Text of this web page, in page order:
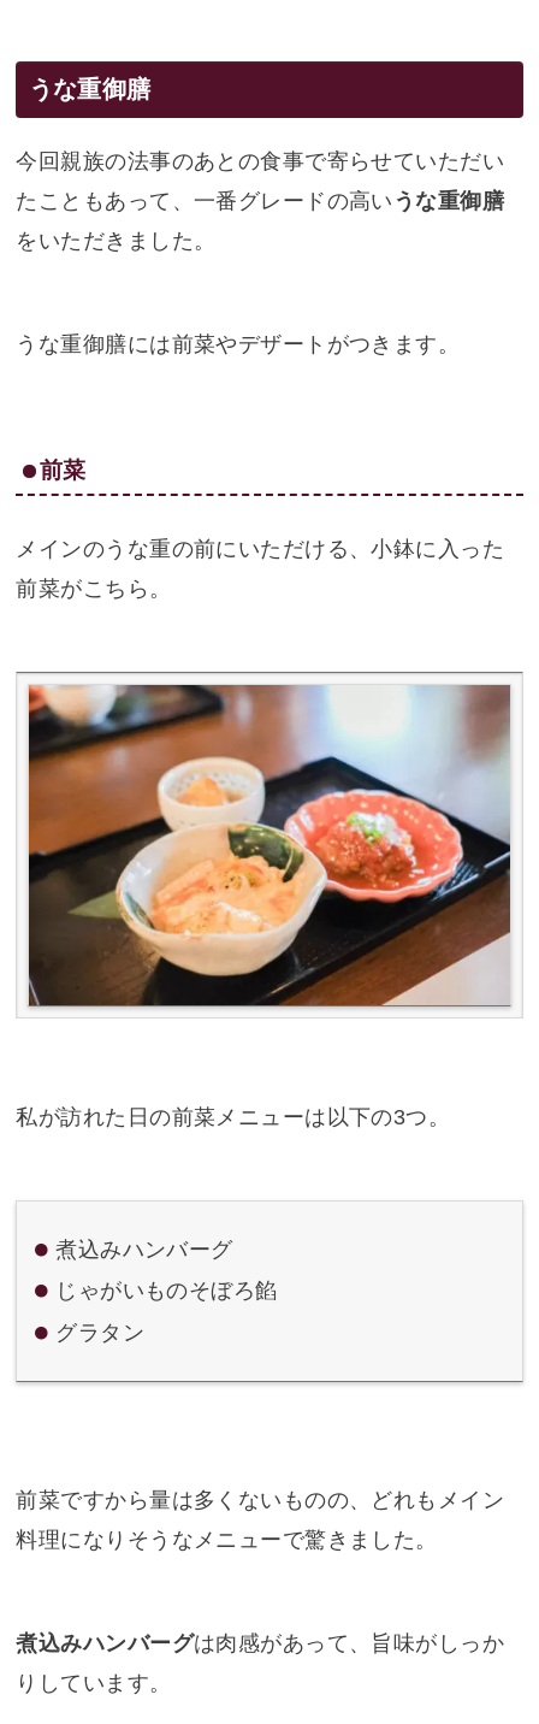
うな重御膳
今回親族の法事のあとの食事で寄らせていただい
たこともあって、一番グレードの高い うな重御膳
をいただきました。
うな重御膳には前菜やデザートがつきます。
前菜
メインのうな重の前にいただける、小鉢に入った
前菜がこちら。
私が訪れた日の前菜メニューは以下の3つ。
煮込みハンバーグ
じゃがいものそぼろ餡
グラタン
前菜ですから量は多くないものの、どれもメイン
料理になりそうなメニューで驚きました。
煮込みハンバーグは肉感があって、旨味がしっか
りしています。